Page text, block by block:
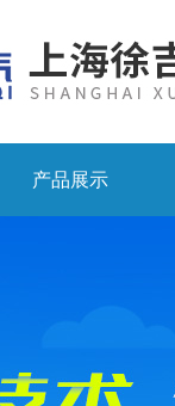
产品展示